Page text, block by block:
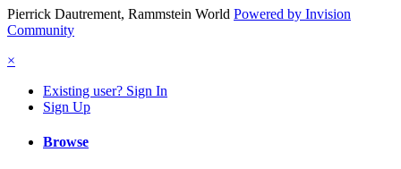
Pierrick Dautrement, Rammstein World Powered by Invision
Community
×
Existing user? Sign In
Sign Up
Browse